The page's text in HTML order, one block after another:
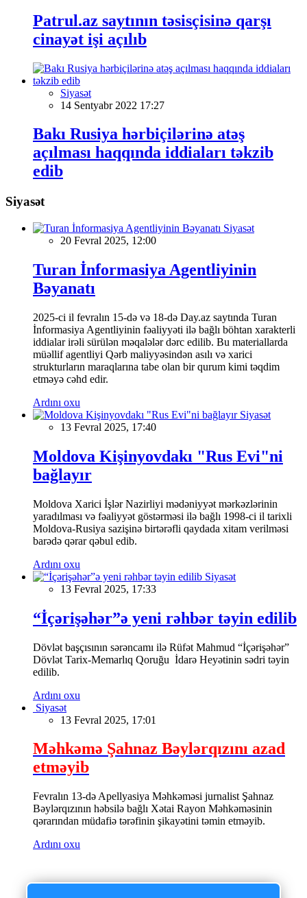
Patrul.az saytının təsisçisinə qarşı
cinayət işi açılıb
Siyasət
14 Sentyabr 2022 17:27
Bakı Rusiya hərbiçilərinə atəş
açılması haqqında iddiaları təkzib
edib
Siyasət
Siyasət
20 Fevral 2025, 12:00
Turan İnformasiya Agentliyinin
Bəyanatı
2025-ci il fevralın 15-də və 18-də Day.az saytında Turan
İnformasiya Agentliyinin fəaliyyəti ilə bağlı böhtan xarakterli
iddialar irəli sürülən məqalələr dərc edilib. Bu materiallarda
müəllif agentliyi Qərb maliyyəsindən asılı və xarici
strukturların maraqlarına tabe olan bir qurum kimi təqdim
etməyə cəhd edir.
Ardını oxu
Siyasət
13 Fevral 2025, 17:40
Moldova Kişinyovdakı "Rus Evi"ni
bağlayır
Moldova Xarici İşlər Nazirliyi mədəniyyət mərkəzlərinin
yaradılması və fəaliyyət göstərməsi ilə bağlı 1998-ci il tarixli
Moldova-Rusiya sazişinə birtərəfli qaydada xitam verilməsi
barədə qərar qəbul edib.
Ardını oxu
Siyasət
13 Fevral 2025, 17:33
“İçərişəhər”ə yeni rəhbər təyin edilib
Dövlət başçısının sərəncamı ilə Rüfət Mahmud “İçərişəhər”
Dövlət Tarix-Memarlıq Qoruğu İdarə Heyətinin sədri təyin
edilib.
Ardını oxu
Siyasət
13 Fevral 2025, 17:01
Məhkəmə Şahnaz Bəylərqızını azad
etməyib
Fevralın 13-də Apellyasiya Məhkəməsi jurnalist Şahnaz
Bəylərqızının həbsilə bağlı Xətai Rayon Məhkəməsinin
qərarından müdafiə tərəfinin şikayətini təmin etməyib.
Ardını oxu